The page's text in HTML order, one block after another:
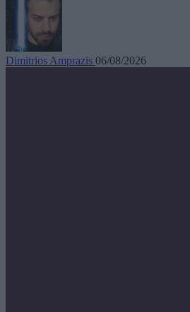
Dimitrios Amprazis 06/08/2026